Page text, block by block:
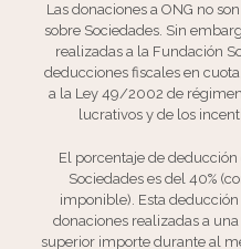
Las donaciones a ONG no
sobre Sociedades. Sin
realizadas a la Fundación
deducciones fiscales en
a la Ley 49/2002 de
lucrativos y de los
El porcentaje de
Sociedades es del 40%
imponible). Esta
donaciones realizadas a
superior importe durante al